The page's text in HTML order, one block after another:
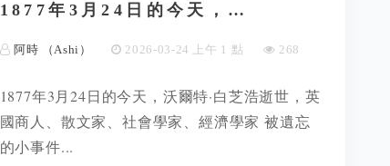
1877年3月24日的今天，…
阿時 （Ashi） 2026-03-24 上午 1 點 268
1877年3月24日的今天，沃爾特·白芝浩逝世，英
國商人、散文家、社會學家、經濟學家 被遺忘
的小事件...